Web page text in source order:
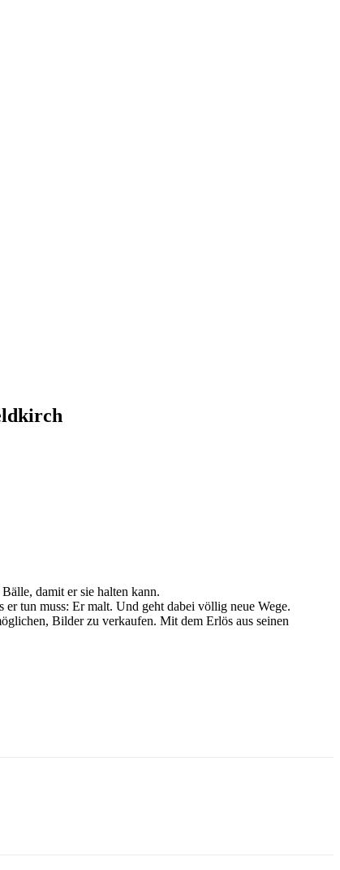
damit er sie halten kann.
tun muss: Er malt. Und geht dabei völlig neue Wege.
Bilder zu verkaufen. Mit dem Erlös aus seinen